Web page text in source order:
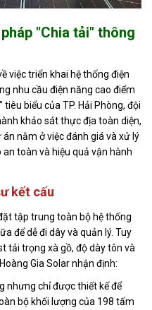
"Chia tải" thông
việc triển khai hệ thống điện
nhu cầu điện năng cao điểm
biểu của TP. Hải Phòng, đội
khảo sát thực địa toàn diện,
nằm ở việc đánh giá và xử lý
toàn và hiệu quả vận hành
kết cấu
tập trung toàn bộ hệ thống
để dễ đi dây và quản lý. Tuy
tải trọng xà gồ, độ dày tôn và
Gia Solar nhận định:
nhưng chỉ được thiết kế để
bộ khối lượng của 198 tấm